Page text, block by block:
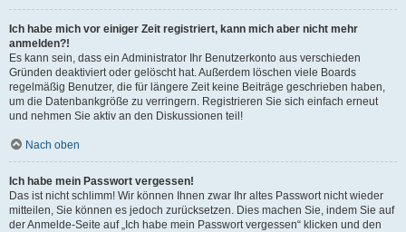
Ich habe mich vor einiger Zeit registriert, kann mich aber nicht mehr
anmelden?!
Es kann sein, dass ein Administrator Ihr Benutzerkonto aus verschieden
Gründen deaktiviert oder gelöscht hat. Außerdem löschen viele Boards
regelmäßig Benutzer, die für längere Zeit keine Beiträge geschrieben haben,
um die Datenbankgröße zu verringern. Registrieren Sie sich einfach erneut
und nehmen Sie aktiv an den Diskussionen teil!
Nach oben
Ich habe mein Passwort vergessen!
Das ist nicht schlimm! Wir können Ihnen zwar Ihr altes Passwort nicht wieder
mitteilen, Sie können es jedoch zurücksetzen. Dies machen Sie, indem Sie auf
der Anmelde-Seite auf „Ich habe mein Passwort vergessen“ klicken und den